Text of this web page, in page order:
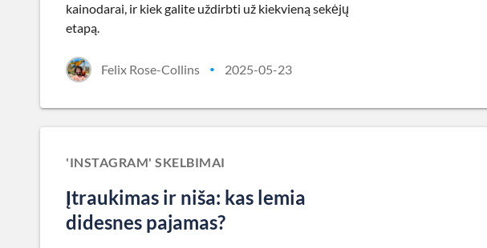
kainodarai, ir kiek galite uždirbti už kiekvieną sekėjų
etapą.
Felix Rose-Collins • 2025-05-23
'INSTAGRAM' SKELBIMAI
Įtraukimas ir niša: kas lemia
didesnes pajamas?